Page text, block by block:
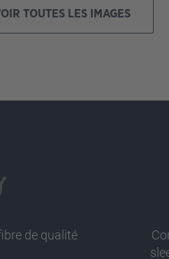
TOUTES LES IMAGES
de qualité